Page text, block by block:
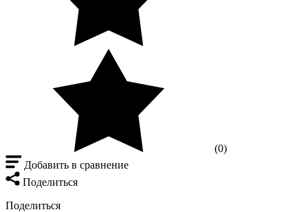
(0)
Добавить в сравнение
Поделиться
Поделиться